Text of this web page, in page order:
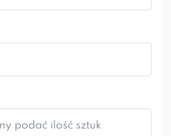
lub salonie.